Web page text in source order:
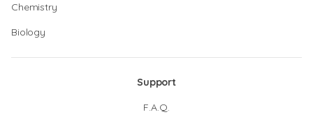
Chemistry
Biology
Support
F.A.Q.